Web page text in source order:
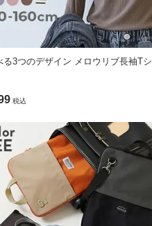
可 / 日陰つり干し
い。
じる場合があります。あらか
材・サイズ等の品質に違いはご
る3つのデザイン メロウリブ長袖T
税込